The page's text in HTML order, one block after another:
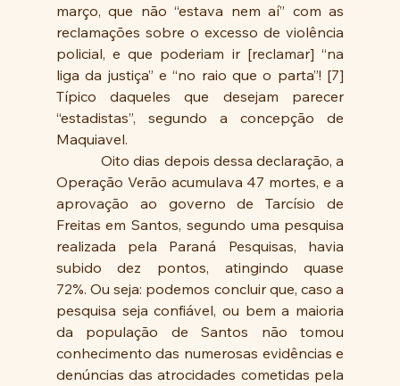
março, que não “estava nem aí” com as
reclamações sobre o excesso de violência
policial, e que poderiam ir [reclamar] “na
liga da justiça” e “no raio que o parta”! [7]
Típico daqueles que desejam parecer
“estadistas”, segundo a concepção de
Maquiavel.
Oito dias depois dessa declaração, a
Operação Verão acumulava 47 mortes, e a
aprovação ao governo de Tarcísio de
Freitas em Santos, segundo uma pesquisa
realizada pela Paraná Pesquisas, havia
subido dez pontos, atingindo quase
72%. Ou seja: podemos concluir que, caso a
pesquisa seja confiável, ou bem a maioria
da população de Santos não tomou
conhecimento das numerosas evidências e
denúncias das atrocidades cometidas pela